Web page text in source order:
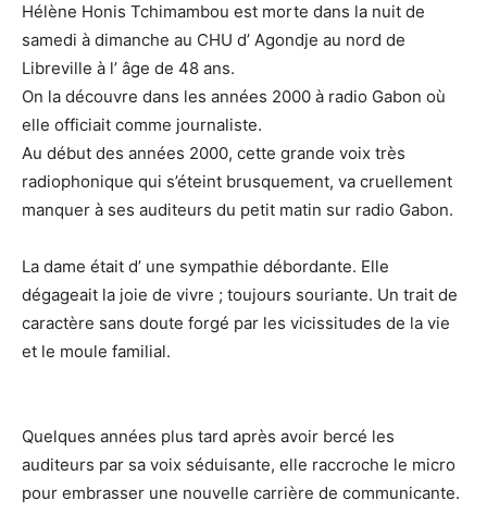
Hélène Honis Tchimambou est morte dans la nuit de
samedi à dimanche au CHU d’ Agondje au nord de
Libreville à l’ âge de 48 ans.
On la découvre dans les années 2000 à radio Gabon où
elle officiait comme journaliste.
Au début des années 2000, cette grande voix très
radiophonique qui s’éteint brusquement, va cruellement
manquer à ses auditeurs du petit matin sur radio Gabon.
La dame était d’ une sympathie débordante. Elle
dégageait la joie de vivre ; toujours souriante. Un trait de
caractère sans doute forgé par les vicissitudes de la vie
et le moule familial.
Quelques années plus tard après avoir bercé les
auditeurs par sa voix séduisante, elle raccroche le micro
pour embrasser une nouvelle carrière de communicante.